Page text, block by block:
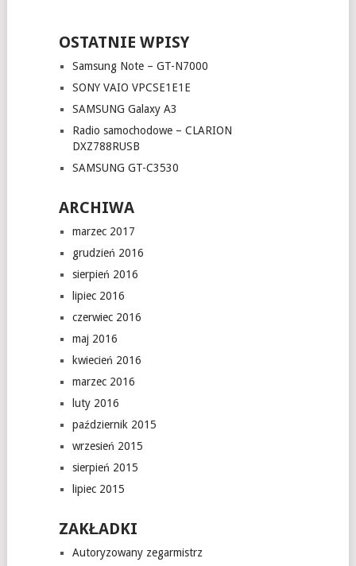
OSTATNIE WPISY
Samsung Note – GT-N7000
SONY VAIO VPCSE1E1E
SAMSUNG Galaxy A3
Radio samochodowe – CLARION
DXZ788RUSB
SAMSUNG GT-C3530
ARCHIWA
marzec 2017
grudzień 2016
sierpień 2016
lipiec 2016
czerwiec 2016
maj 2016
kwiecień 2016
marzec 2016
luty 2016
październik 2015
wrzesień 2015
sierpień 2015
lipiec 2015
ZAKŁADKI
Autoryzowany zegarmistrz